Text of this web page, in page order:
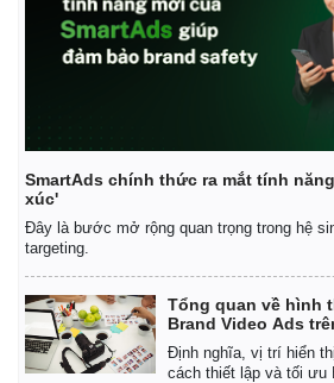
SmartAds chính thức ra mắt tính
xúc'
Đây là bước mở rộng quan trọng trong hệ
targeting.
Tổng quan về hình
Brand Video Ads
Định nghĩa, vị trí hiển
cách thiết lập và tối ưu